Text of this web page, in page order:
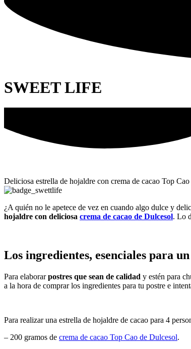
SWEET LIFE
Deliciosa estrella de hojaldre con crema de cacao Top
¿A quién no le apetece de vez en cuando algo dulce y
hojaldre con deliciosa crema de cacao de Dulcesol. Lo
Los ingredientes, esenciales para
Para elaborarpostres que sean de calidad y estén para
a la hora de comprar los ingredientes para tu postre e
Para realizar una estrella de hojaldre de cacao para 4
– 200 gramos de crema de cacao Top Cao de Dulcesol.